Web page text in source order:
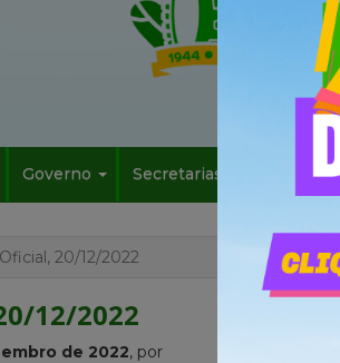
Governo Secretarias
20/12/2022
12/2022
de 2022, por